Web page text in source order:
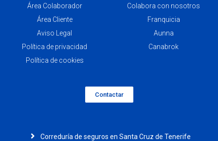
Área Colaborador
Área Cliente
Aviso Legal
Política de privacidad
Política de cookies
Colabora con nosotros
Franquicia
Aunna
Canabrok
Contactar
Correduría de seguros en Santa Cruz de Tenerife